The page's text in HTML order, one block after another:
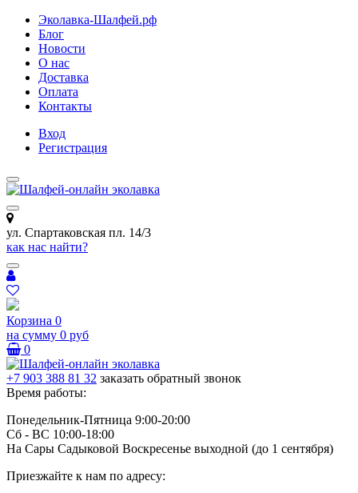
Эколавка-Шалфей.рф
Блог
Новости
О нас
Доставка
Оплата
Контакты
Вход
Регистрация
ул. Спартаковская пл. 14/3
как нас найти?
Корзина 0
на сумму 0 руб
0
+7 903 388 81 32 заказать обратный звонок
Время работы:
Понедельник-Пятница 9:00-20:00
Сб - ВС 10:00-18:00
На Сары Садыковой Воскресенье выходной (до 1 сентября)
Приезжайте к нам по адресу: